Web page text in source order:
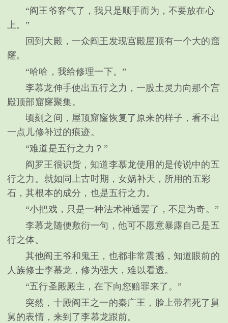
“阎王爷客气了，我只是顺手而为，不要放在心
上。”
回到大殿，一众阎王发现宫殿屋顶有一个大的窟
窿。
“哈哈，我给修理一下。”
李慕龙伸手使出五行之力，一股土灵力向那个宫
殿顶部窟窿聚集。
顷刻之间，屋顶窟窿恢复了原来的样子，看不出
一点儿修补过的痕迹。
“难道是五行之力？”
阎罗王很识货，知道李慕龙使用的是传说中的五
行之力。就如同上古时期，女娲补天，所用的五彩
石，其根本的成分，也是五行之力。
“小把戏，只是一种法术神通罢了，不足为奇。”
李慕龙随便敷衍一句，他可不愿意暴露自己是五
行之体。
其他阎王爷和鬼王，也都非常震撼，知道眼前的
人族修士李慕龙，修为强大，难以看透。
“五行圣殿殿主，在下向您赔罪来了。”
突然，十殿阎王之一的秦广王，脸上带着死了舅
舅的表情，来到了李慕龙跟前。